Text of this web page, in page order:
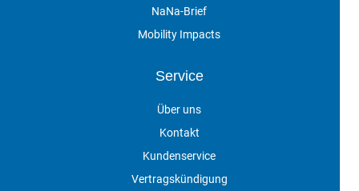
NaNa-Brief
Mobility Impacts
Service
Über uns
Kontakt
Kundenservice
Vertragskündigung